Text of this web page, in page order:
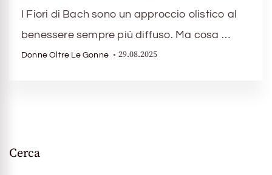
I Fiori di Bach sono un approccio olistico al
benessere sempre più diffuso. Ma cosa …
Donne Oltre Le Gonne 29.08.2025
Cerca